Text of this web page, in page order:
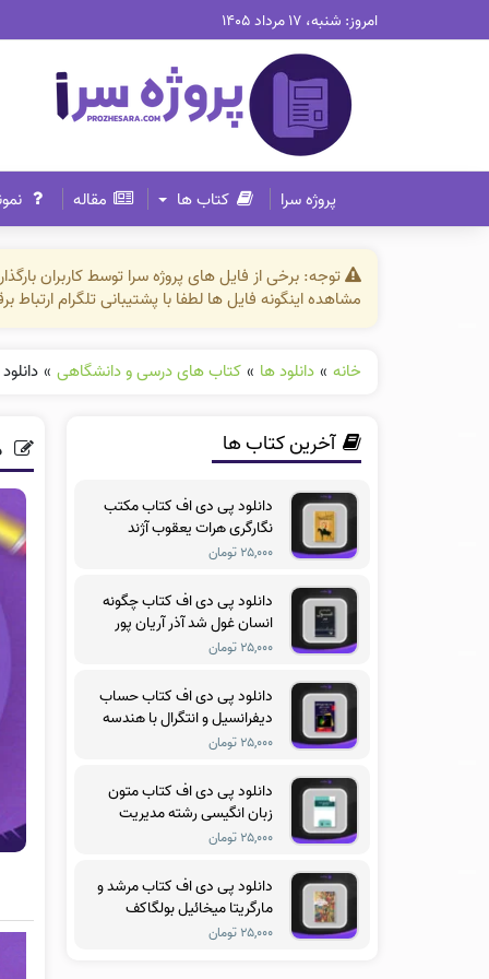
امروز: شنبه، ۱۷ مرداد ۱۴۰۵
پروژه سرا کتاب ها مقاله
توجه: برخی از فایل های پروژه سرا توسط کاربران
مشاهده اینگونه فایل ها لطفا با پشتیبانی تلگرام
خانه » دانلود ها » کتاب های درسی و دانشگاهی »
آخرین کتاب ها
دانلود پی دی اف کتاب مکتب
نگارگری هرات یعقوب آژند
۲۵,۰۰۰ تومان
دانلود پی دی اف کتاب چگونه
انسان غول شد آذر آریان پور
۲۵,۰۰۰ تومان
دانلود پی دی اف کتاب حساب
دیفرانسیل و انتگرال با هندسه
تحلیلی جلد سوم ریچارد
۲۵,۰۰۰ تومان
دانلود پی دی اف کتاب متون
زبان انگیسی رشته مدیریت
آموزشی فریدون یزدانی
۲۵,۰۰۰ تومان
دانلود پی دی اف کتاب مرشد و
مارگریتا میخائیل بولگاکف
۲۵,۰۰۰ تومان